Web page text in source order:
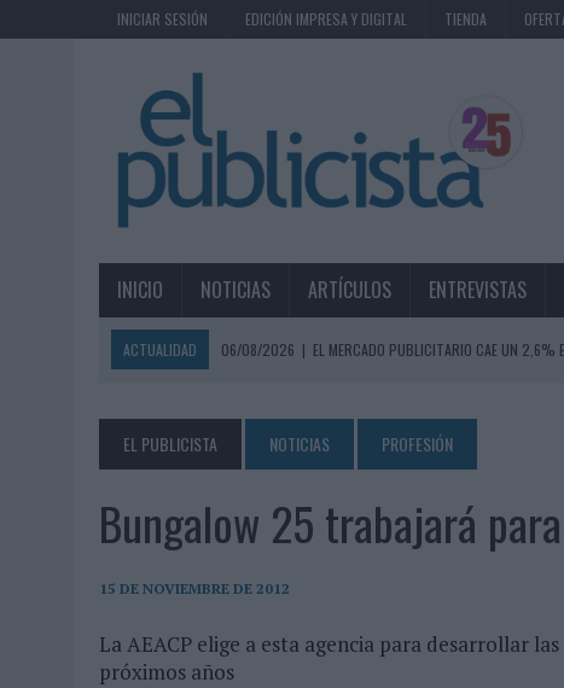
INICIAR SESIÓN EDICIÓN IMPRESA Y DIGITAL TIENDA
INICIO NOTICIAS ARTÍCULOS ENTREVISTAS
ACTUALIDAD 06/08/2026 | EL MERCADO PUBLICITARIO CAE UN 2,6%
EL USO DE LA IA GENERATIVA ALCANZA YA AL 62% DE LOS
06/08/2026 | SYSTEM1 NOMBRA A KIMBERLY BASTONI COMO NUEVA
|
FRIGO Y UNIQLO LANZAN UNA COLECCIÓN
06/08/2026 | LA IA ESTÁ SUBIENDO EL LISTÓN DE LA CREATIVIDAD
05/08/2026 | BEON WORLDWIDE LANZA RAÍZ URBANA PARA
05/08/2026 | LOPESAN HOTELS & RESORTS ACERCA EL PARAÍSO
EL PUBLICISTA NOTICIAS PROFESIÓN
Bungalow 25 trabajará
15 DE NOVIEMBRE DE 2012
La AEACP elige a esta agencia para desarrollar
próximos años